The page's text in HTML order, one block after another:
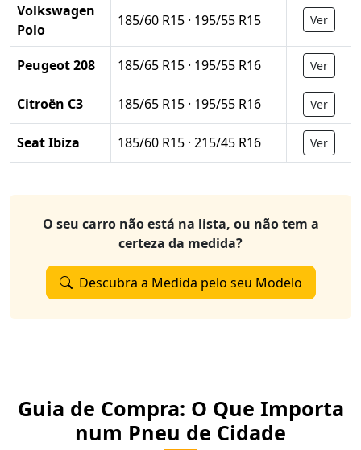
Volkswagen
Polo
185/60 R15 · 195/55 R15 Ver
Peugeot 208 185/65 R15 · 195/55 R16 Ver
Citroën C3 185/65 R15 · 195/55 R16 Ver
Seat Ibiza 185/60 R15 · 215/45 R16 Ver
O seu carro não está na lista, ou não tem a
certeza da medida?
Descubra a Medida pelo seu Modelo
Guia de Compra: O Que Importa
num Pneu de Cidade